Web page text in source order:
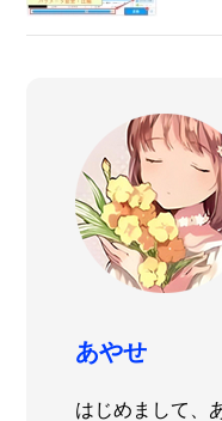
あやせ
はじめまして、